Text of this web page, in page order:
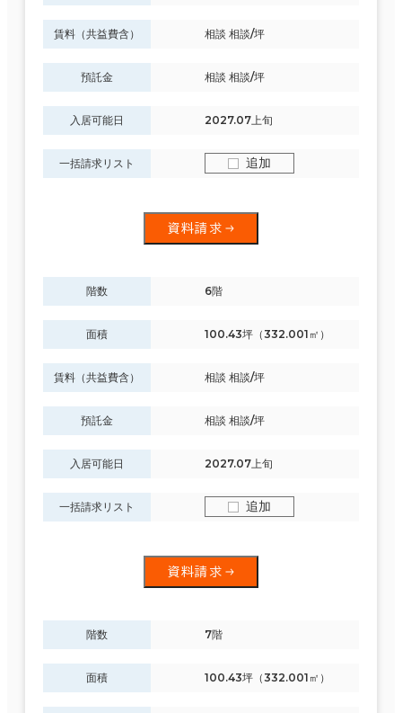
賃料（共益費含） 相談 相談/坪
預託金 相談 相談/坪
入居可能日 2027.07上旬
一括請求リスト 追加
資料請求
階数 6階
面積 100.43坪（332.001㎡）
賃料（共益費含） 相談 相談/坪
預託金 相談 相談/坪
入居可能日 2027.07上旬
一括請求リスト 追加
資料請求
階数 7階
面積 100.43坪（332.001㎡）
棟)
この条件で検索する
該当数
3,950室
(2,292棟)